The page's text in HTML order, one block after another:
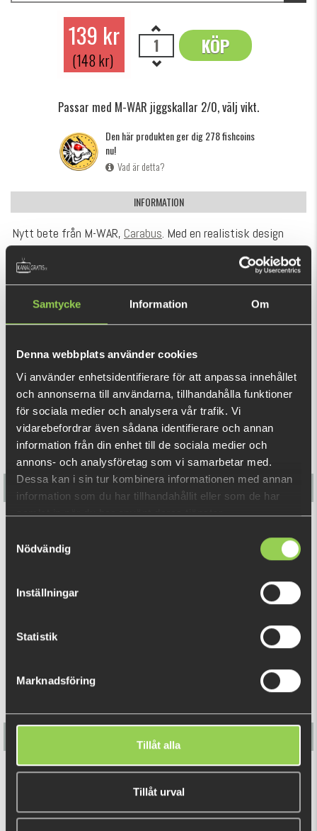
Samtycke Information Om
Denna webbplats använder cookies
Vi använder enhetsidentifierare för att anpassa innehållet
och annonserna till användarna, tillhandahålla funktioner
för sociala medier och analysera vår trafik. Vi
vidarebefordrar även sådana identifierare och annan
information från din enhet till de sociala medier och
annons- och analysföretag som vi samarbetar med.
Dessa kan i sin tur kombinera informationen med annan
information som du har tillhandahållit eller som de har
samlat in när du har använt deras tjänster.
Nödvändig
Inställningar
Statistik
Marknadsföring
Tillåt alla
Tillåt urval
139 kr
(148 kr)
KÖP
OK
Passar med M-WAR jiggskallar 2/0, välj vikt.
Den här produkten ger dig 278 fishcoins
nu!
Vad är detta?
INFORMATION
Nytt bete från M-WAR, Carabus . Med en realistisk design
liknar den en livslevande kräfta som har en aktion som får
fiskarna svår att motstå. Kan riggas på en hel del olika sätt
för att passa olika fiskemetoder. Välj färg. Kommer i 10-
pack.
VISA MER
REKOMMENDERADE PRODUKTER
Flatnose Mini 9cm med Jiggskallar
179 kr (198 kr)